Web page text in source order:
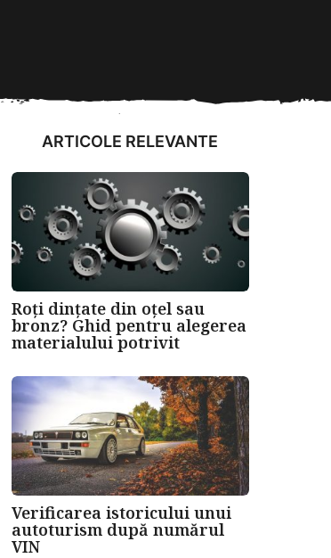
ARTICOLE RELEVANTE
Roți dințate din oțel sau
bronz? Ghid pentru alegerea
materialului potrivit
Verificarea istoricului unui
autoturism după numărul
VIN